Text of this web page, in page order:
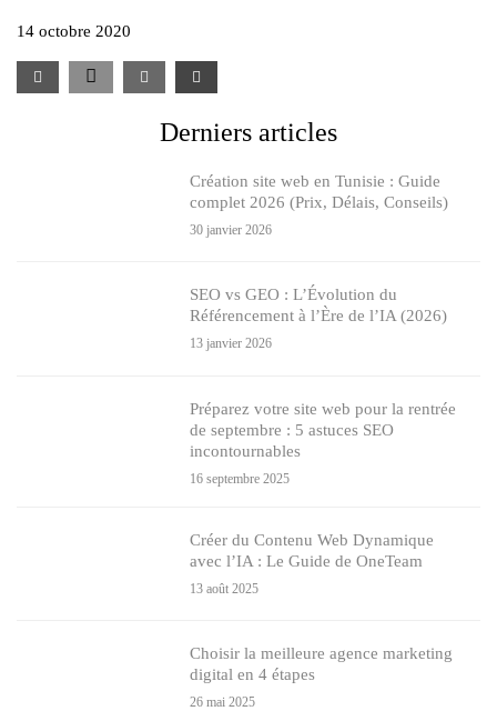
14 octobre 2020
Derniers articles
Création site web en Tunisie : Guide
complet 2026 (Prix, Délais, Conseils)
30 janvier 2026
SEO vs GEO : L’Évolution du
Référencement à l’Ère de l’IA (2026)
13 janvier 2026
Préparez votre site web pour la rentrée
de septembre : 5 astuces SEO
incontournables
16 septembre 2025
Créer du Contenu Web Dynamique
avec l’IA : Le Guide de OneTeam
13 août 2025
Choisir la meilleure agence marketing
digital en 4 étapes
26 mai 2025